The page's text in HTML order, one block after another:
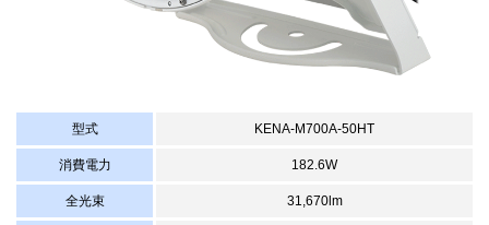
型式 KENA-M700A-50HT
消費電力 182.6W
全光束 31,670lm